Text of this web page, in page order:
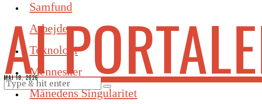
Samfund
Arbejde
Teknologi
Mennesker
Månedens Singularitet
AI
MAJ 18, 2026